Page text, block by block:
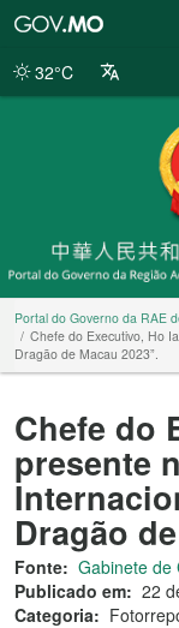
da
32°C
Portal do Governo da RAE
Chefe do Executivo, Ho
Dragão de Macau 2023”.
Chefe do
presente
Dragão
Fonte: Gabinete de
Publicado em: 22
Categoria: